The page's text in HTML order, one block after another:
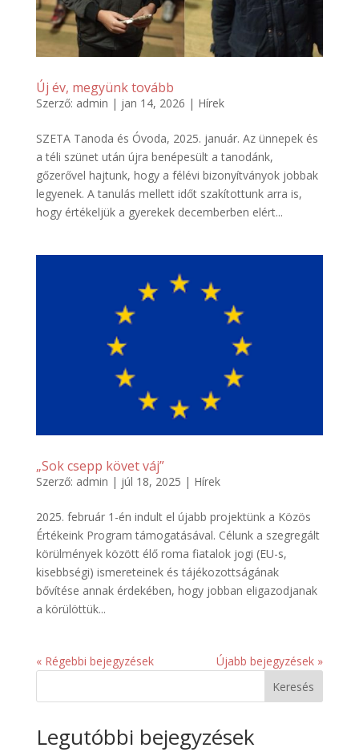
Új év, megyünk tovább
Szerző: admin | jan 14, 2026 | Hírek
SZETA Tanoda és Óvoda, 2025. január. Az ünnepek és
a téli szünet után újra benépesült a tanodánk,
gőzerővel hajtunk, hogy a félévi bizonyítványok jobbak
legyenek. A tanulás mellett időt szakítottunk arra is,
hogy értékeljük a gyerekek decemberben elért...
„Sok csepp követ váj”
Szerző: admin | júl 18, 2025 | Hírek
2025. február 1-én indult el újabb projektünk a Közös
Értékeink Program támogatásával. Célunk a szegregált
körülmények között élő roma fiatalok jogi (EU-s,
kisebbségi) ismereteinek és tájékozottságának
bővítése annak érdekében, hogy jobban eligazodjanak
a körülöttük...
« Régebbi bejegyzések
Újabb bejegyzések »
Keresés
Legutóbbi bejegyzések